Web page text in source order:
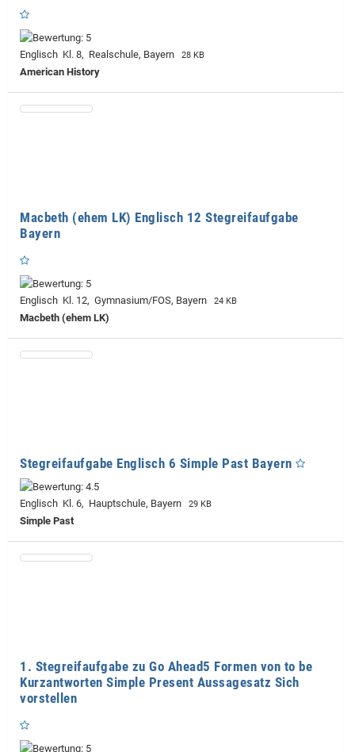
Englisch Kl. 8, Realschule, Bayern 28 KB
American History
Macbeth (ehem LK) Englisch 12 Stegreifaufgabe
Bayern
Englisch Kl. 12, Gymnasium/FOS, Bayern 24 KB
Macbeth (ehem LK)
Stegreifaufgabe Englisch 6 Simple Past Bayern
Englisch Kl. 6, Hauptschule, Bayern 29 KB
Simple Past
1. Stegreifaufgabe zu Go Ahead5 Formen von to be
Kurzantworten Simple Present Aussagesatz Sich
vorstellen